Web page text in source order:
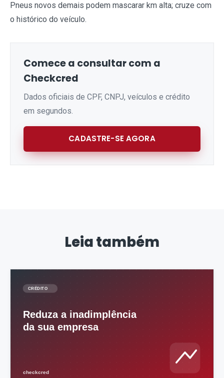
Pneus novos demais podem mascarar km alta; cruze com
o histórico do veículo.
Comece a consultar com a
Checkcred
Dados oficiais de CPF, CNPJ, veículos e crédito
em segundos.
CADASTRE-SE AGORA
Leia também